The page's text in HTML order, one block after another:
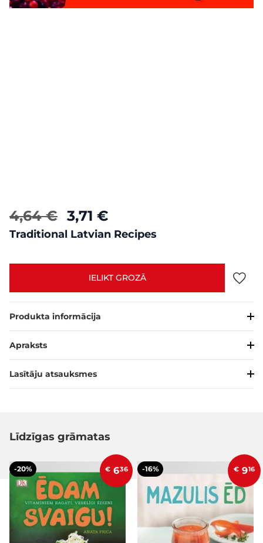
4,64 € 3,71 €
Traditional Latvian Recipes
IELIKT GROZĀ
Produkta informācija
Apraksts
Lasītāju atsauksmes
Līdzīgas grāmatas
-20% € 636 -16% € 916